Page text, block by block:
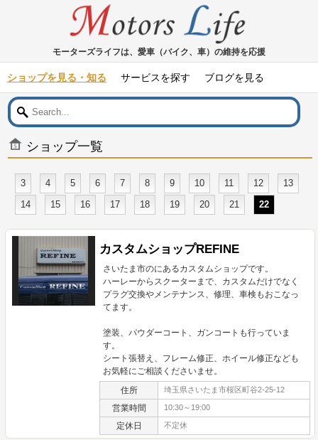
モーターズライフは、愛車（バイク、車）の維持を応援
ショップを見る・知る サービスを探す ブログを見る
ショップ一覧
3 4 5 6 7 8 9 10 11 12
13
14
15 16 17 18 19 20 21 22
カスタムショップREFINE
さいたま市のにあるカスタムショップです。
ハーレーからスクーターまで、カスタムだけでなく
プラグ交換やメンテナンス、修理、車検もおこなっ
てます。
塗装、パウダーコート、ガンコートも行っていま
す。
シート張替え、フレーム修正、ホイール修正なども
お気軽にご相談くださいませ。
住所 埼玉県さいたま市桜区町谷2-25-12
営業時間 10:30～19:00
定休日 不定休